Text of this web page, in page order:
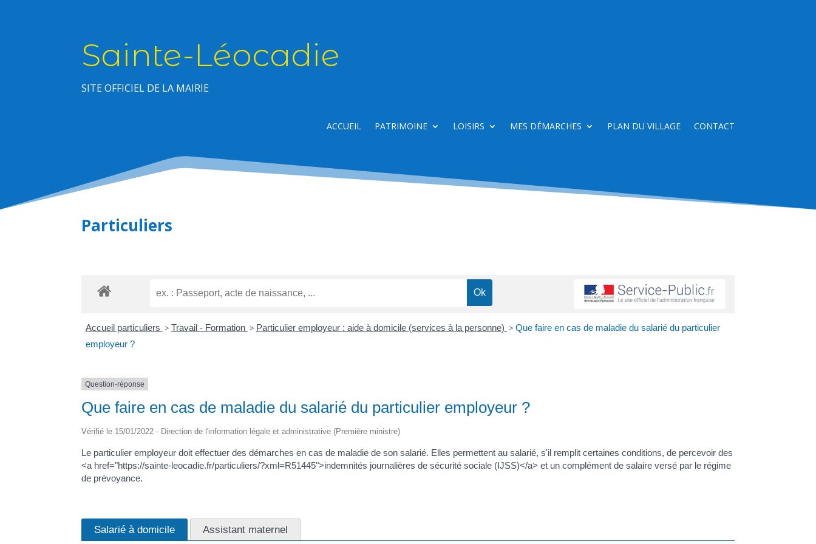
Sainte-Léocadie
SITE OFFICIEL DE LA MAIRIE
ACCUEIL PATRIMOINE LOISIRS MES DÉMARCHES PLAN DU VILLAGE CONTACT
Particuliers
Accueil particuliers > Travail - Formation > Particulier employeur : aide à domicile (services à la personne) > Que faire en cas de maladie du salarié du particulier
employeur ?
Question-réponse
Que faire en cas de maladie du salarié du particulier employeur ?
Vérifié le 15/01/2022 - Direction de l'information légale et administrative (Première ministre)
Le particulier employeur doit effectuer des démarches en cas de maladie de son salarié. Elles permettent au salarié, s'il remplit certaines conditions, de percevoir des
<a href="https://sainte-leocadie.fr/particuliers/?xml=R51445">indemnités journalières de sécurité sociale (IJSS)</a> et un complément de salaire versé par le régime
de prévoyance.
Salarié à domicile Assistant maternel